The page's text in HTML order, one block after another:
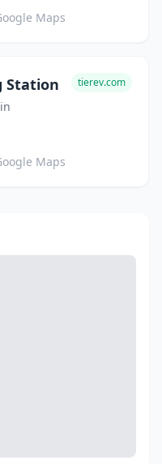
Maps
Station tierev.com
Maps